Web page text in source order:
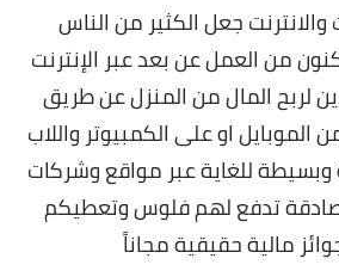
والانترنت جعل الكثير من الناس
من العمل عن بعد عبر الإنترنت
لربح المال من المنزل عن طريق
الموبايل او على الكمبيوتر واللاب
للغاية عبر مواقع وشركات
تدفع لهم فلوس وتعطيكم
مالية حقيقية مجاناً